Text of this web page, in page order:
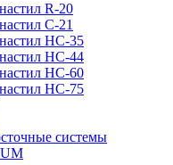
R-20
С-21
НС-35
НС-44
НС-60
НС-75
системы